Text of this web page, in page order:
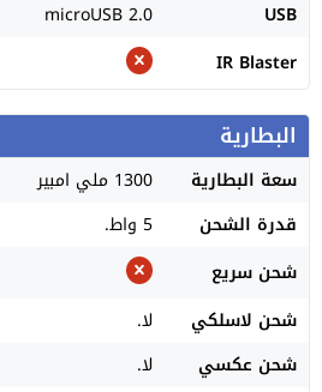
USB
microUSB 2.0
IR Blaster
البطارية
سعة البطارية
1300 ملي امبير
قدرة الشحن
5 واط.
شحن سريع
شحن لاسلكي
لا.
شحن عكسي
لا.